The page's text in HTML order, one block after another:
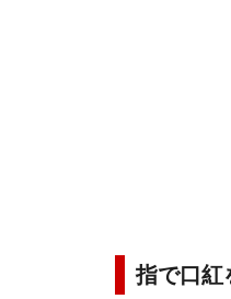
指で口紅